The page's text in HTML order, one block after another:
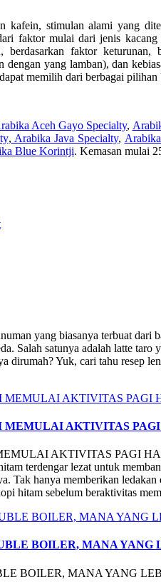
kafein, stimulan alami yang
faktor mulai dari jenis kacang
faktor keturunan,
yang lamban), dan
memilih dari berbagai
Aceh Gayo Specialty,
, Arabika Java Specialty,
Blue Korintji. Kemasan mulai
yang biasanya terbuat dari
Salah satunya adalah latte taro
dirumah? Yuk, cari tahu resep
MEMULAI AKTIVITAS
AKTIVITAS PAGI
terdengar lezat untuk
Tak hanya memberikan ledakan
hitam sebelum beraktivitas
BOILER, MANA YANG
BOILER, MANA YANG